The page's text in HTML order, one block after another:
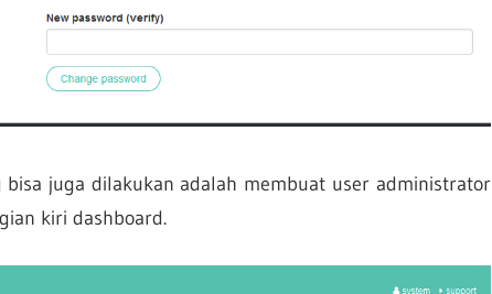
juga dilakukan adalah membuat user administrator
kiri dashboard.